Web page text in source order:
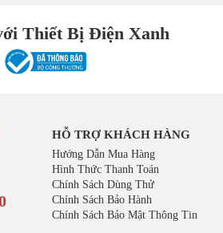
Thiết Bị Điện Xanh
HỖ TRỢ KHÁCH HÀNG
Hướng Dẫn Mua Hàng
Hình Thức Thanh Toán
Chính Sách Dùng Thử
Chính Sách Bảo Hành
Chính Sách Bảo Mật Thông Tin